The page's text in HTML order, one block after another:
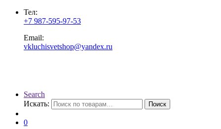
Тел:
+7 987-595-97-53
Email:
vkluchisvetshop@yandex.ru
Search
Искать:
Поиск
0